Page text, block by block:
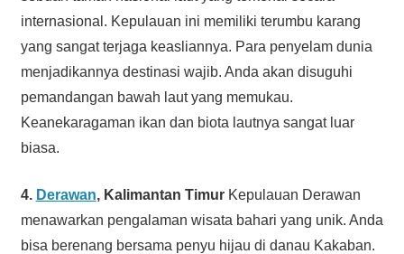
internasional. Kepulauan ini memiliki terumbu karang
yang sangat terjaga keasliannya. Para penyelam dunia
menjadikannya destinasi wajib. Anda akan disuguhi
pemandangan bawah laut yang memukau.
Keanekaragaman ikan dan biota lautnya sangat luar
biasa.
4. Derawan, Kalimantan TimurKepulauan Derawan
menawarkan pengalaman wisata bahari yang unik. Anda
bisa berenang bersama penyu hijau di danau Kakaban.